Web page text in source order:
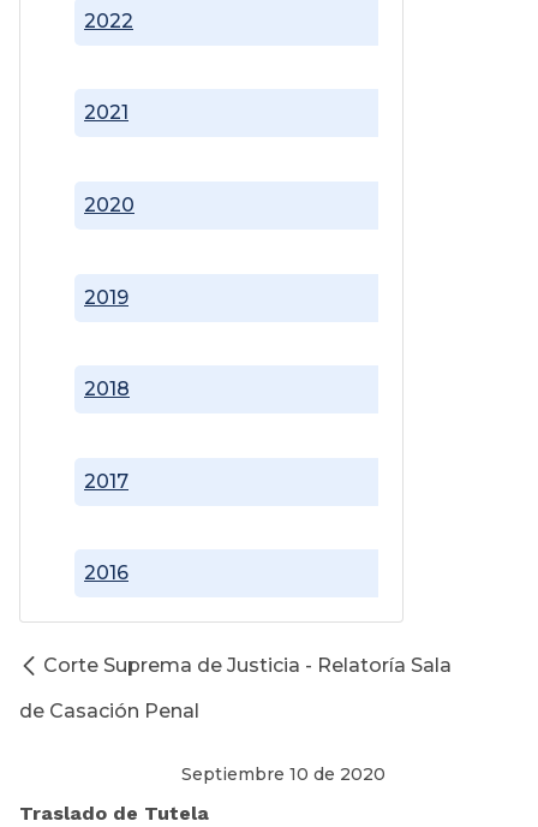
2016
2017
2018
2019
2020
2021
2022
Corte Suprema de Justicia - Relatoría Sala
de Casación Penal
Septiembre 10 de 2020
Traslado de Tutela